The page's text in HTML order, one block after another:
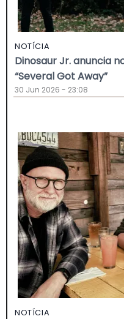
NOTÍCIA
Dinosaur Jr. anuncia
“Several Got Away”
30 Jun 2026 - 23:08
NOTÍCIA